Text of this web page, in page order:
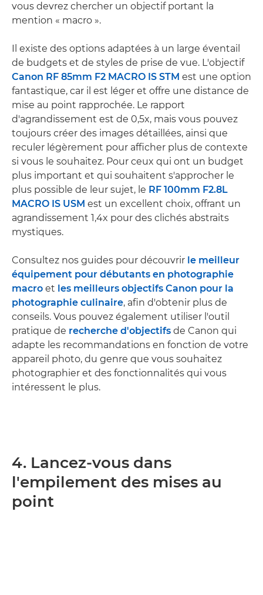
vous devrez chercher un objectif portant la
mention « macro ».
Il existe des options adaptées à un large éventail
de budgets et de styles de prise de vue. L'objectif
Canon RF 85mm F2 MACRO IS STM est une option
fantastique, car il est léger et offre une distance de
mise au point rapprochée. Le rapport
d'agrandissement est de 0,5x, mais vous pouvez
toujours créer des images détaillées, ainsi que
reculer légèrement pour afficher plus de contexte
si vous le souhaitez. Pour ceux qui ont un budget
plus important et qui souhaitent s'approcher le
plus possible de leur sujet, le RF 100mm F2.8L
MACRO IS USM est un excellent choix, offrant un
agrandissement 1,4x pour des clichés abstraits
mystiques.
Consultez nos guides pour découvrir le meilleur
équipement pour débutants en photographie
macro et les meilleurs objectifs Canon pour la
photographie culinaire, afin d'obtenir plus de
conseils. Vous pouvez également utiliser l'outil
pratique de recherche d'objectifs de Canon qui
adapte les recommandations en fonction de votre
appareil photo, du genre que vous souhaitez
photographier et des fonctionnalités qui vous
intéressent le plus.
4. Lancez-vous dans
l'empilement des mises au
point